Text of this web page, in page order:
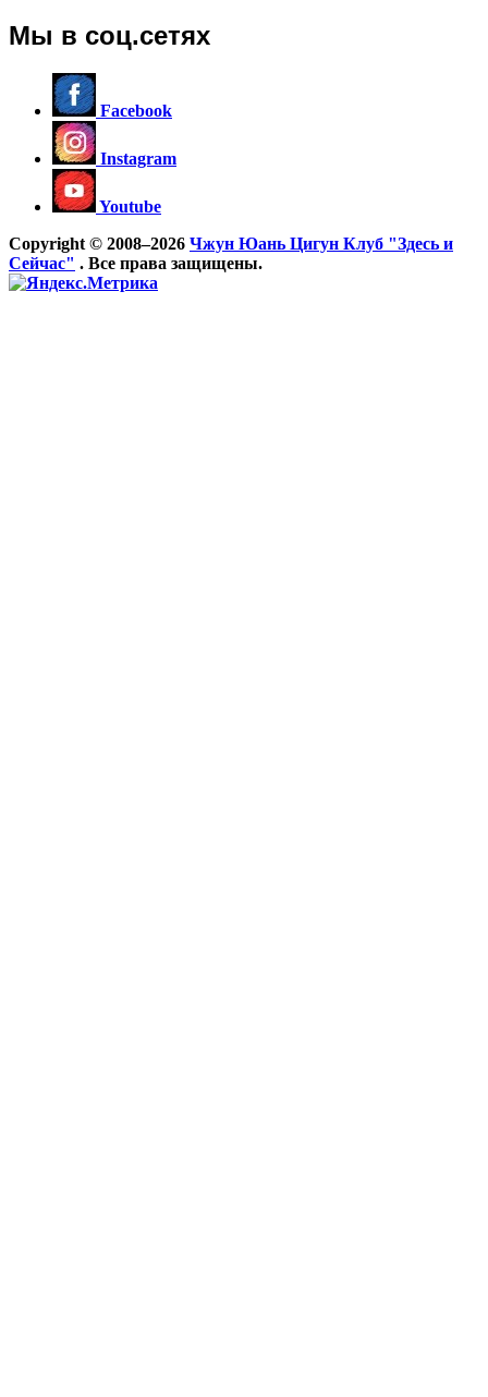
Мы в соц.сетях
Facebook
Instagram
Youtube
Copyright © 2008–2026 Чжун Юань Цигун Клуб "Здесь и
Сейчас" . Все права защищены.